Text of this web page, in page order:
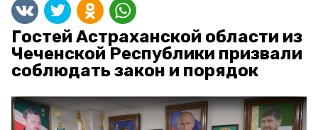
Гостей Астраханской области из
Чеченской Республики призвали
соблюдать закон и порядок